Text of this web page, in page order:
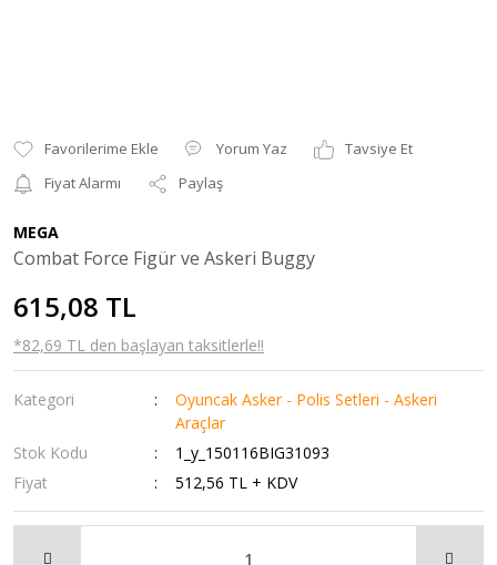
Yorum Yaz
Tavsiye Et
Fiyat Alarmı
Paylaş
MEGA
Combat Force Figür ve Askeri Buggy
615,08 TL
*82,69 TL den başlayan taksitlerle!!
Kategori
Oyuncak Asker - Polis Setleri - Askeri
Araçlar
Stok Kodu
1_y_150116BIG31093
Fiyat
512,56 TL + KDV